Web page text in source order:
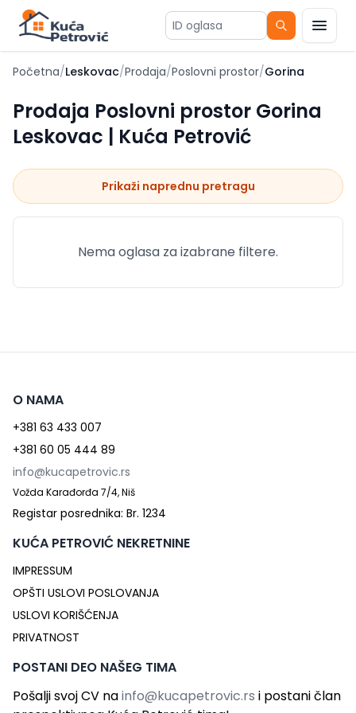
ID oglasa
Početna/Leskovac/Prodaja/Poslovni prostor/Gorina
Prodaja Poslovni prostor Gorina
Leskovac | Kuća Petrović
Prikaži naprednu pretragu
Nema oglasa za izabrane filtere.
O NAMA
+381 63 433 007
+381 60 05 444 89
info@kucapetrovic.rs
Vožda Karađorđa 7/4, Niš
Registar posrednika: Br. 1234
KUĆA PETROVIĆ NEKRETNINE
IMPRESSUM
OPŠTI USLOVI POSLOVANJA
USLOVI KORIŠĆENJA
PRIVATNOST
POSTANI DEO NAŠEG TIMA
Pošalji svoj CV nainfo@kucapetrovic.rs i postani član